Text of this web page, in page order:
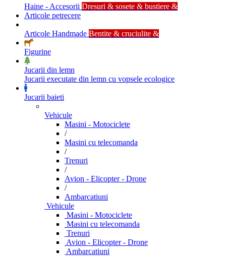
Haine - Accesorii Dresuri & sosete & bustiere &
Articole petrecere
Articole Handmade Bentite & cruciulite &
Figurine
Jucarii din lemn
Jucarii executate din lemn cu vopsele ecologice
Jucarii baieti
Vehicule
Masini - Motociclete
/
Masini cu telecomanda
/
Trenuri
/
Avion - Elicopter - Drone
/
Ambarcatiuni
Vehicule
Masini - Motociclete
Masini cu telecomanda
Trenuri
Avion - Elicopter - Drone
Ambarcatiuni